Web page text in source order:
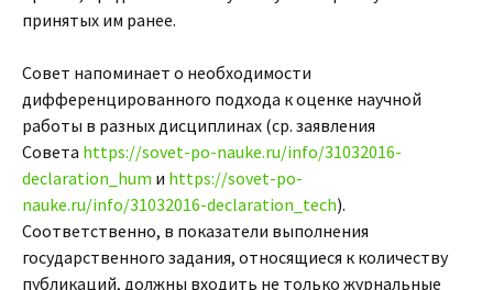
принятых им ранее.
Совет напоминает о необходимости
дифференцированного подхода к оценке научной
работы в разных дисциплинах (ср. заявления
Совета https://sovet-po-nauke.ru/info/31032016-
declaration_hum и https://sovet-po-
nauke.ru/info/31032016-declaration_tech).
Соответственно, в показатели выполнения
государственного задания, относящиеся к количеству
публикаций, должны входить не только журнальные